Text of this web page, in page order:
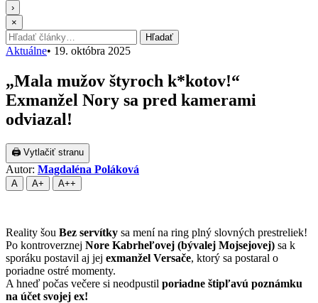
›
×
Hľadať: Hľadať
Aktuálne• 19. októbra 2025
„Mala mužov štyroch k*kotov!“
Exmanžel Nory sa pred kamerami
odviazal!
🖨 Vytlačiť stranu
Autor: Magdaléna Poláková
A A+ A++
Reality šou Bez servítky sa mení na ring plný slovných prestreliek!
Po kontroverznej Nore Kabrheľovej (bývalej Mojsejovej) sa k
sporáku postavil aj jej exmanžel Versače, ktorý sa postaral o
poriadne ostré momenty.
A hneď počas večere si neodpustil poriadne štipľavú poznámku
na účet svojej ex!